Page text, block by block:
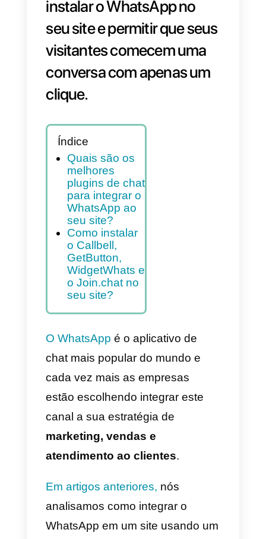
Neste artigo, nós vamos
descobrir quais são os
melhores plugins para
instalar o WhatsApp no
visitantes comecem uma
conversa com apenas um
clique.
Índice
Quais são os
melhores
plugins de chat
WhatsApp ao
seu site?
Como instalar
o Callbell,
GetButton,
WidgetWhats e
o Join.chat no
seu site?
O WhatsApp
chat mais popular do mundo e